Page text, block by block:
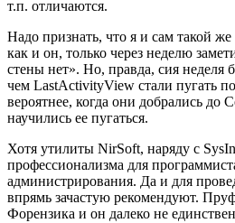
т.п. отличаются.
Надо признать, что я и сам такой
как и он, только через неделю
стены нет». Но, правда, сия неделя
чем LastActivityView стали пугать
вероятнее, когда они добрались до
научились ее пугаться.
Хотя утилиты NirSoft, наряду с
профессионализма для
администрирования. Да и для
впрямь зачастую рекомендуют.
Форензика и он далеко не